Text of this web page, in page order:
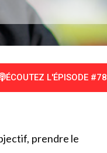
ÉCOUTEZ L'ÉPISODE #78
prendre le